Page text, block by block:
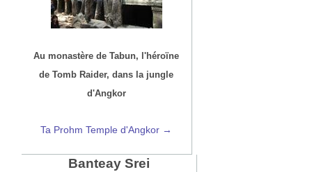
Au monastère de Tabun, l'héroïne
de Tomb Raider, dans la jungle
d'Angkor
Ta Prohm Temple d'Angkor →
Banteay Srei